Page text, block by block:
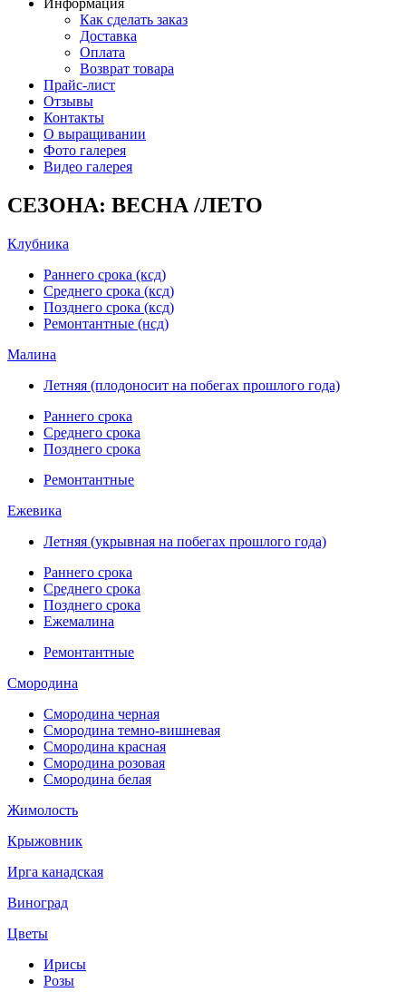
Информация
Как сделать заказ
Доставка
Оплата
Возврат товара
Прайс-лист
Отзывы
Контакты
О выращивании
Фото галерея
Видео галерея
СЕЗОНА: ВЕСНА /ЛЕТО
Клубника
Раннего срока (ксд)
Среднего срока (ксд)
Позднего срока (ксд)
Ремонтантные (нсд)
Малина
Летняя (плодоносит на побегах прошлого года)
Раннего срока
Среднего срока
Позднего срока
Ремонтантные
Ежевика
Летняя (укрывная на побегах прошлого года)
Раннего срока
Среднего срока
Позднего срока
Ежемалина
Ремонтантные
Смородина
Смородина черная
Смородина темно-вишневая
Смородина красная
Смородина розовая
Смородина белая
Жимолость
Крыжовник
Ирга канадская
Виноград
Цветы
Ирисы
Розы